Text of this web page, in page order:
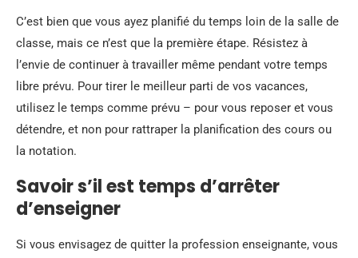
C’est bien que vous ayez planifié du temps loin de la salle de
classe, mais ce n’est que la première étape. Résistez à
l’envie de continuer à travailler même pendant votre temps
libre prévu. Pour tirer le meilleur parti de vos vacances,
utilisez le temps comme prévu – pour vous reposer et vous
détendre, et non pour rattraper la planification des cours ou
la notation.
Savoir s’il est temps d’arrêter
d’enseigner
Si vous envisagez de quitter la profession enseignante, vous